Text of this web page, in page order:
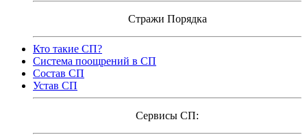
Стражи Порядка
Кто такие СП?
Система поощрений в СП
Состав СП
Устав СП
Сервисы СП: